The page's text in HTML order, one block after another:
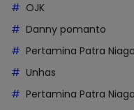
OJK
Danny pomanto
Pertamina Patra
Unhas
Pertamina Patra Niaga